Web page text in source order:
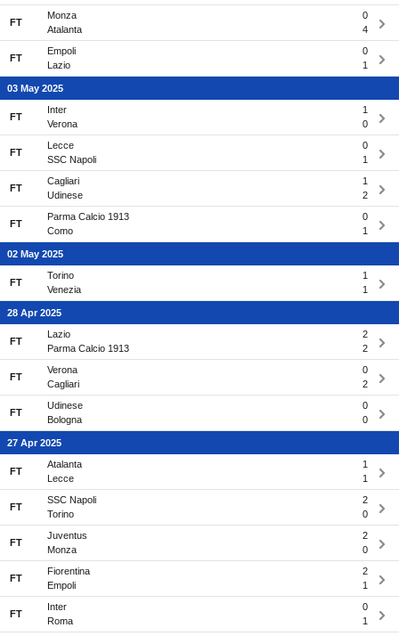
FT
Monza
0
Atalanta
4
FT
Empoli
0
Lazio
1
03 May 2025
FT
Inter
1
Verona
0
FT
Lecce
0
SSC Napoli
1
FT
Cagliari
1
Udinese
2
FT
Parma Calcio 1913
0
Como
1
02 May 2025
FT
Torino
1
Venezia
1
28 Apr 2025
FT
Lazio
2
Parma Calcio 1913
2
FT
Verona
0
Cagliari
2
FT
Udinese
0
Bologna
0
27 Apr 2025
FT
Atalanta
1
Lecce
1
FT
SSC Napoli
2
Torino
0
FT
Juventus
2
Monza
0
FT
Fiorentina
2
Empoli
1
FT
Inter
0
Roma
1